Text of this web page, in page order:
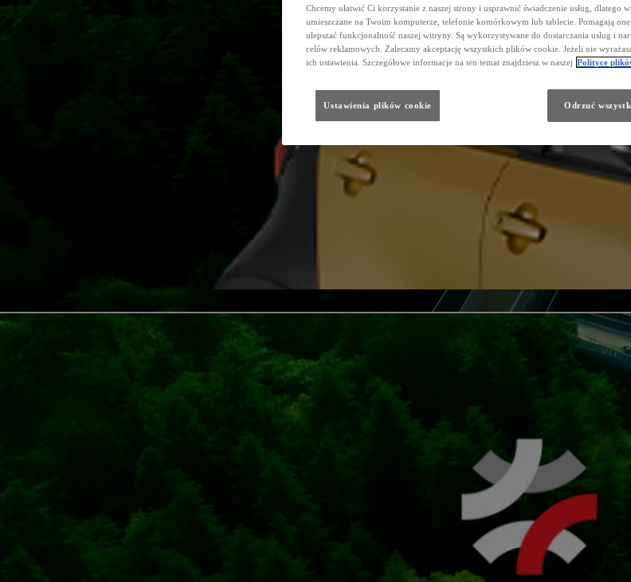
Chcemy ułatwić Ci korzystanie z naszej strony i usprawnić świadczenie usług, dlatego
umieszczane na Twoim komputerze, telefonie komórkowym lub tablecie. Pomagają
ulepszać funkcjonalność naszej witryny. Są wykorzystywane do dostarczania usług i
celów reklamowych. Zalecamy akceptację wszystkich plików cookie. Jeżeli nie
ich ustawienia. Szczegółowe informacje na ten temat znajdziesz w naszej Polityce
Ustawienia plików cookie Odrzuć